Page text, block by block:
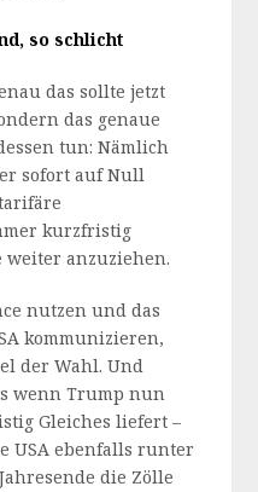
so schlicht
das sollte jetzt
das genaue
tun: Nämlich
sofort auf Null
kurzfristig
weiter anzuziehen.
nutzen und das
kommunizieren,
der Wahl. Und
wenn Trump nun
Gleiches liefert –
USA ebenfalls runter
die Zölle